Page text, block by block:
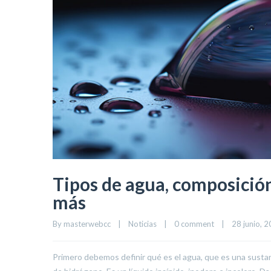
Tipos de agua,
más
By masterwebcc Noticias 0 comment 28 junio,
Primero debemos definir qué es el agua, que es una